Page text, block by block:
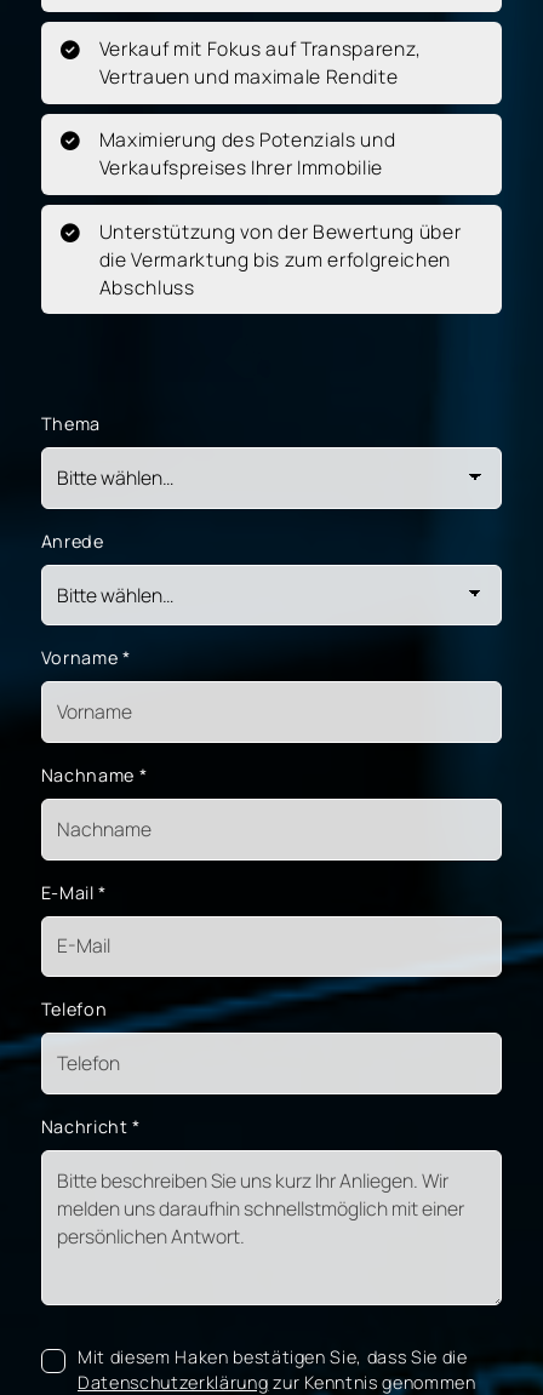
Verkauf mit Fokus auf Transparenz,
Vertrauen und maximale Rendite
Maximierung des Potenzials und
Verkaufspreises Ihrer Immobilie
Unterstützung von der Bewertung über
die Vermarktung bis zum erfolgreichen
Abschluss
Thema
Anrede
Vorname *
Nachname *
E-Mail*
Telefon
Nachricht*
Mit diesem Haken bestätigen Sie, dass Sie die
Datenschutzerklärung zur Kenntnis genommen